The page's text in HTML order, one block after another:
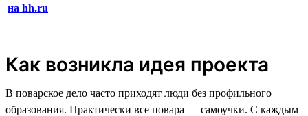
на hh.ru
Как возникла идея проекта
В поварское дело часто приходят люди без профильного
образования. Практически все повара — самоучки. С каждым